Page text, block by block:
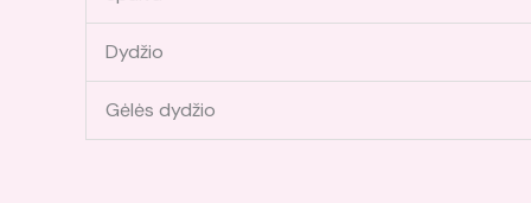
Dydžio
Gėlės dydžio